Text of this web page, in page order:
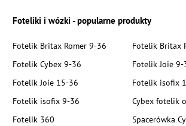
Foteliki i wózki - popularne produkty
Fotelik Britax Romer 9-36
Fotelik Britax
Fotelik Cybex 9-36
Fotelik Joie 9-
Fotelik Joie 15-36
Fotelik isofix
Fotelik isofix 9-36
Cybex fotelik
Fotelik 360
Spacerówka